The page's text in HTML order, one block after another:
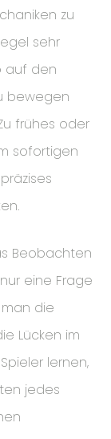
zu
sehr
auf den
bewegen
frühes oder
sofortigen
Beobachten
eine Frage
die
Lücken im
lernen,
jedes